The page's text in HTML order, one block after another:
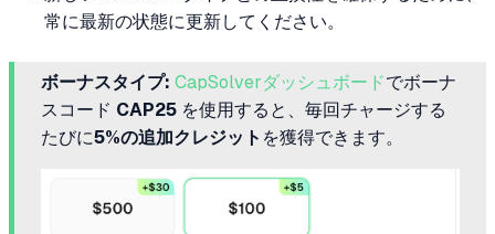
常に最新の状態に更新してください。
ボーナスタイプ: CapSolverダッシュボードでボーナ
スコード CAP25 を使用すると、毎回チャージする
たびに5%の追加クレジット を獲得できます。